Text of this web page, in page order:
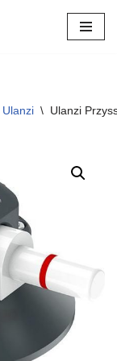
Ulanzi \ Ulanzi